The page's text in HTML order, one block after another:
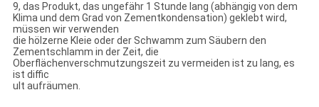
9, das Produkt, das ungefähr 1 Stunde lang (abhängig von dem
Klima und dem Grad von Zementkondensation) geklebt wird,
müssen wir verwenden
die hölzerne Kleie oder der Schwamm zum Säubern den
Zementschlamm in der Zeit, die
Oberflächenverschmutzungszeit zu vermeiden ist zu lang, es
ist diffic
ult aufräumen.